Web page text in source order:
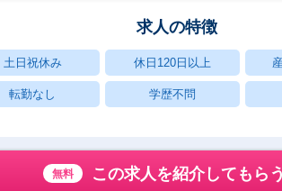
求人の特徴
土日祝休み 休日120日以上
転勤なし 学歴不問
無料 この求人を紹介してもらう